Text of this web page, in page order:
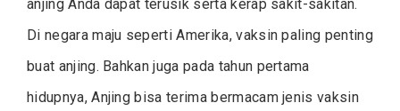
anjing Anda dapat terusik serta kerap sakit-sakitan.
Di negara maju seperti Amerika, vaksin paling penting
buat anjing. Bahkan juga pada tahun pertama
hidupnya, Anjing bisa terima bermacam jenis vaksin